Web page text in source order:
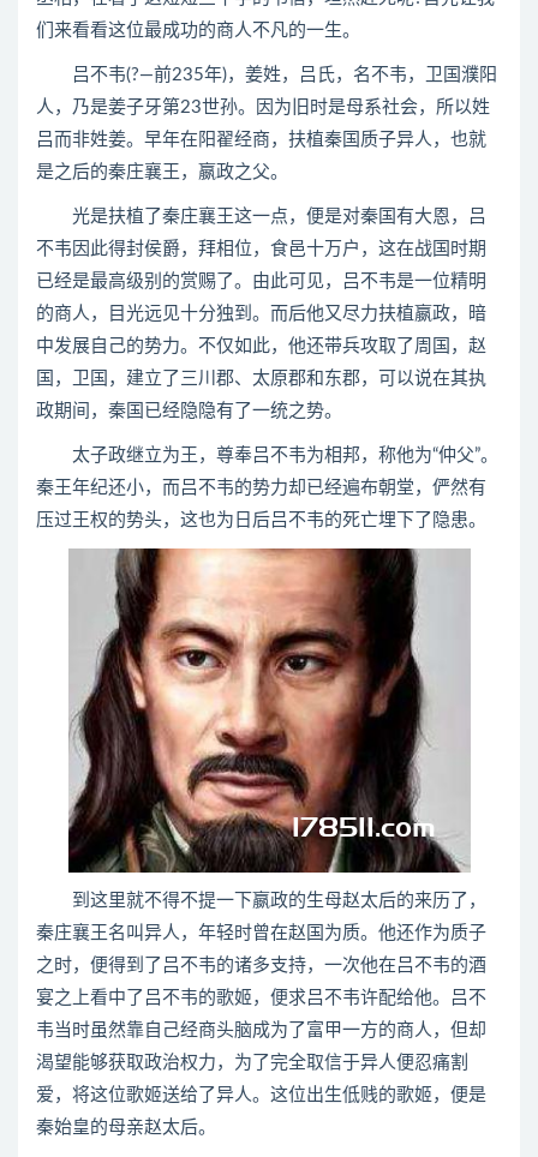
们来看看这位最成功的商人不凡的一生。
吕不韦(?—前235年)，姜姓，吕氏，名不韦，卫国濮阳
人，乃是姜子牙第23世孙。因为旧时是母系社会，所以姓
吕而非姓姜。早年在阳翟经商，扶植秦国质子异人，也就
是之后的秦庄襄王，嬴政之父。
光是扶植了秦庄襄王这一点，便是对秦国有大恩，吕
不韦因此得封侯爵，拜相位，食邑十万户，这在战国时期
已经是最高级别的赏赐了。由此可见，吕不韦是一位精明
的商人，目光远见十分独到。而后他又尽力扶植嬴政，暗
中发展自己的势力。不仅如此，他还带兵攻取了周国，赵
国，卫国，建立了三川郡、太原郡和东郡，可以说在其执
政期间，秦国已经隐隐有了一统之势。
太子政继立为王，尊奉吕不韦为相邦，称他为“仲父”。
秦王年纪还小，而吕不韦的势力却已经遍布朝堂，俨然有
压过王权的势头，这也为日后吕不韦的死亡埋下了隐患。
到这里就不得不提一下嬴政的生母赵太后的来历了，
秦庄襄王名叫异人，年轻时曾在赵国为质。他还作为质子
之时，便得到了吕不韦的诸多支持，一次他在吕不韦的酒
宴之上看中了吕不韦的歌姬，便求吕不韦许配给他。吕不
韦当时虽然靠自己经商头脑成为了富甲一方的商人，但却
渴望能够获取政治权力，为了完全取信于异人便忍痛割
爱，将这位歌姬送给了异人。这位出生低贱的歌姬，便是
秦始皇的母亲赵太后。